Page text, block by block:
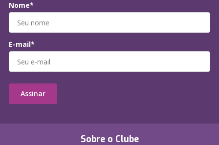
Sobre o Clube
Nome*
E-mail*
Assinar